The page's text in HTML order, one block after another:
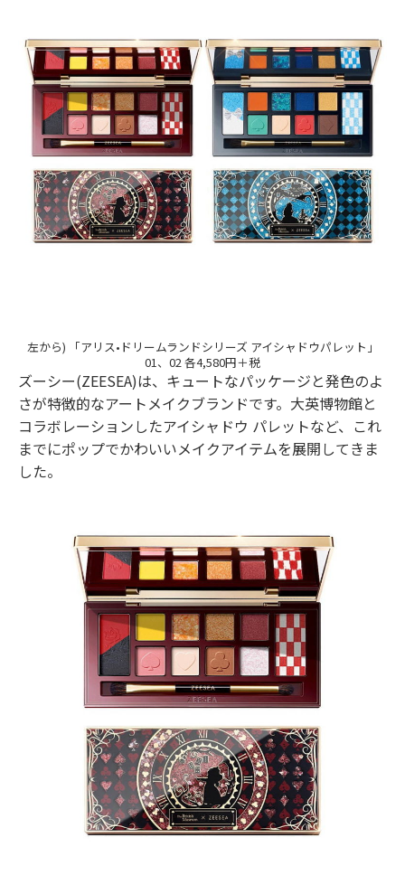
左から) 「アリス•ドリームランドシリーズ アイシャドウパレット」
01、02 各4,580円＋税
ズーシー(ZEESEA)は、キュートなパッケージと発色のよ
さが特徴的なアートメイクブランドです。大英博物館と
コラボレーションしたアイシャドウ パレットなど、これ
までにポップでかわいいメイクアイテムを展開してきま
した。